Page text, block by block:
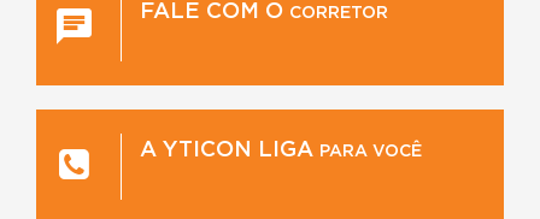
FALE COM O CORRETOR
A YTICON LIGA PARA VOCÊ